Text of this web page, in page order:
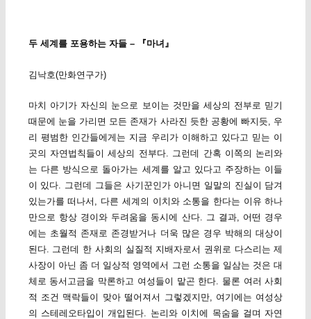
두 세계를 포용하는 자들 – 『마녀』
김낙호(만화연구가)
마치 아기가 자신의 눈으로 보이는 것만을 세상의 전부로 믿기
때문에 눈을 가리면 모든 존재가 사라진 듯한 공황에 빠지듯, 우
리 평범한 인간들에게는 지금 우리가 이해하고 있다고 믿는 이
곳의 자연법칙들이 세상의 전부다. 그런데 간혹 이쪽의 논리와
는 다른 방식으로 돌아가는 세계를 알고 있다고 주장하는 이들
이 있다. 그런데 그들은 사기꾼인가 아니면 일말의 진실이 담겨
있는가를 떠나서, 다른 세계의 이치와 소통을 한다는 이유 하나
만으로 항상 경이와 두려움을 동시에 산다. 그 결과, 어떤 경우
에는 초월적 존재로 존경받거나 더욱 많은 경우 박해의 대상이
된다. 그런데 한 사회의 실질적 지배자로서 권위로 다스리는 제
사장이 아닌 좀 더 일상적 영역에서 그런 소통을 일삼는 것은 대
체로 동서고금을 막론하고 여성들이 맡곤 한다. 물론 여러 사회
적 조건 맥락들이 맞아 떨어져서 그렇겠지만, 여기에는 여성상
의 스테레오타입이 개입된다. 논리와 이치에 목숨을 걸며 자연